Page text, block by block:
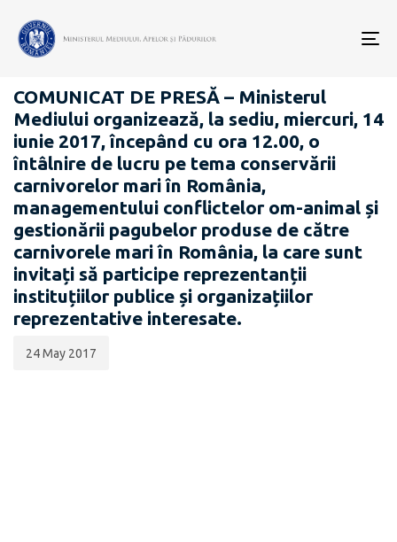
COMUNICATE DE PRESĂ
COMUNICAT DE PRESĂ – Ministerul
Mediului organizează, la sediu, miercuri, 14
iunie 2017, începând cu ora 12.00, o
întâlnire de lucru pe tema conservării
carnivorelor mari în România,
managementului conflictelor om-animal și
gestionării pagubelor produse de către
carnivorele mari în România, la care sunt
invitați să participe reprezentanții
instituțiilor publice și organizațiilor
reprezentative interesate.
publicării:
24 May 2017